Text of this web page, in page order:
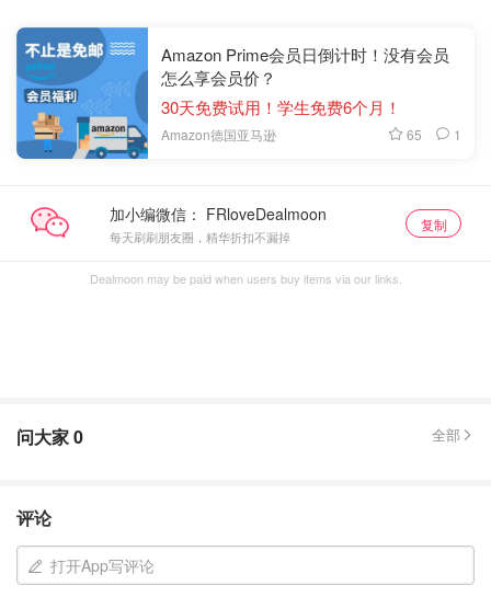
Amazon Prime会员日倒计时！没有会员
怎么享会员价？
30天免费试用！学生免费6个月！
Amazon德国亚马逊 65 1
加小编微信：
每天刷刷朋友圈，精华折扣不漏掉
复制
Dealmoon may be paid when users buy items via our links.
问大家0 全部
评论
打开App写评论